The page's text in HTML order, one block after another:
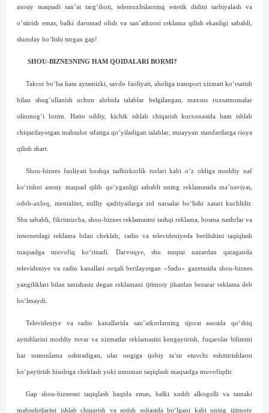
asosiy maqsadi san’at targ‘iboti, telemuxlislarning estetik didini tarbiyalash va
o‘stirish emas, balki daromad olish va san’atkorni reklama qilish ekanligi sababli,
shunday bo‘lishi turgan gap!
SHOU-BIZNESNING HAM QOIDALARI BORMI?
Takror bo‘lsa ham aytamizki, savdo faoliyati, aholiga transport xizmati ko‘rsatish
bilan shug‘ullanish uchun alohida talablar belgilangan, maxsus ruxsatnomalar
olinmog‘i lozim. Hatto oddiy, kichik ishlab chiqarish korxonasida ham ishlab
chiqarilayotgan mahsulot sifatiga qo‘yiladigan talablar, muayyan standartlarga rioya
qilish shart.
Shou-biznes faoliyati boshqa tadbirkorlik turlari kabi o‘z oldiga moddiy naf
ko‘rishni asosiy maqsad qilib qo‘yganligi sababli uning reklamasida ma’naviyat,
odob-axloq, mentalitet, milliy qadriyatlarga zid narsalar bo‘lishi xatari kuchlidir.
Shu sababli, fikrimizcha, shou-biznes reklamasini tashqi reklama, bosma nashrlar va
internetdagi reklama bilan cheklab, radio va televideniyeda berilishini taqiqlash
maqsadga muvofiq ko‘rinadi. Darvoqye, shu nuqtai nazardan qaraganda
televideniye va radio kanallari orqali berilayotgan «Sado» gazetasida shou-biznes
yangiliklari bilan tanishasiz degan reklamani ijtimoiy jihatdan bezarar reklama deb
bo‘lmaydi.
Televideniye va radio kanallarida san’atkorlarning tijorat asosida qo‘shiq
aytishlarini moddiy tovar va xizmatlar reklamasini kengaytirish, fuqarolar bilimini
har tomonlama oshiradigan, ular ongiga ijobiy ta’sir etuvchi eshittirishlarni
ko‘paytirish hisobiga cheklash yoki umuman taqiqlash maqsadga muvofiqdir.
Gap shou-biznesni taqiqlash haqida emas, balki xuddi alkogolli va tamaki
mahsulotlarini ishlab chiqarish va sotish sohasida bo‘lgani kabi uning ijtimoiy